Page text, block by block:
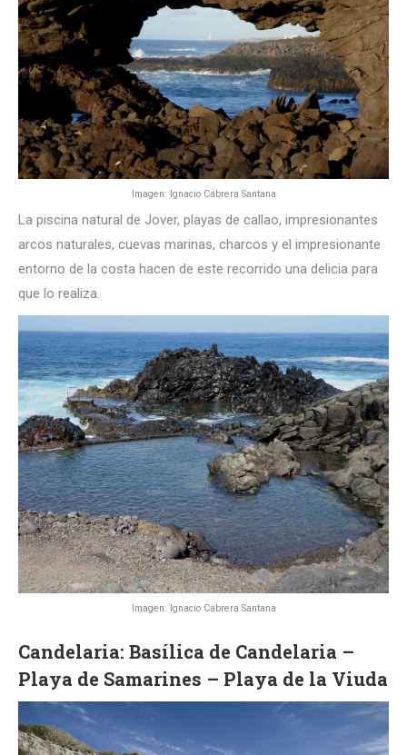
Imagen: Ignacio Cabrera Santana
La piscina natural de Jover, playas de callao, impresionantes
arcos naturales, cuevas marinas, charcos y el impresionante
entorno de la costa hacen de este recorrido una delicia para
que lo realiza.
Imagen: Ignacio Cabrera Santana
Candelaria: Basílica de Candelaria –
Playa de Samarines – Playa de la Viuda